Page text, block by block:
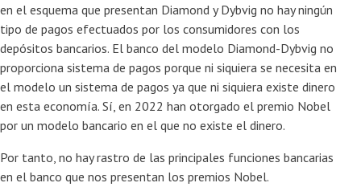
en el esquema que presentan Diamond y Dybvig no hay ningún
tipo de pagos efectuados por los consumidores con los
depósitos bancarios. El banco del modelo Diamond-Dybvig no
proporciona sistema de pagos porque ni siquiera se necesita en
el modelo un sistema de pagos ya que ni siquiera existe dinero
en esta economía. Sí, en 2022 han otorgado el premio Nobel
por un modelo bancario en el que no existe el dinero.
Por tanto, no hay rastro de las principales funciones bancarias
en el banco que nos presentan los premios Nobel.